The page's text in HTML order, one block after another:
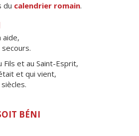
du calendrier romain.
aide,
Fils et au Saint-Esprit,
et qui vient,
BÉNI